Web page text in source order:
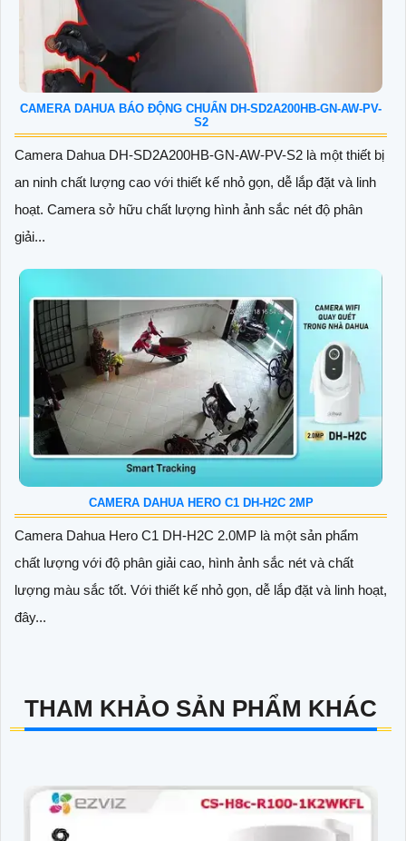
CAMERA DAHUA BÁO ĐỘNG CHUẨN DH-SD2A200HB-GN-AW-PV-
S2
Camera Dahua DH-SD2A200HB-GN-AW-PV-S2 là một thiết bị
an ninh chất lượng cao với thiết kế nhỏ gọn, dễ lắp đặt và linh
hoạt. Camera sở hữu chất lượng hình ảnh sắc nét độ phân
giải...
CAMERA DAHUA HERO C1 DH-H2C 2MP
Camera Dahua Hero C1 DH-H2C 2.0MP là một sản phẩm
chất lượng với độ phân giải cao, hình ảnh sắc nét và chất
lượng màu sắc tốt. Với thiết kế nhỏ gọn, dễ lắp đặt và linh hoạt,
đây...
THAM KHẢO SẢN PHẨM KHÁC